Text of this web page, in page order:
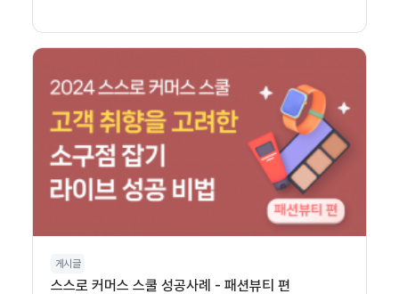
게시글
스스로 커머스 스쿨 성공사례 - 패션뷰티 편